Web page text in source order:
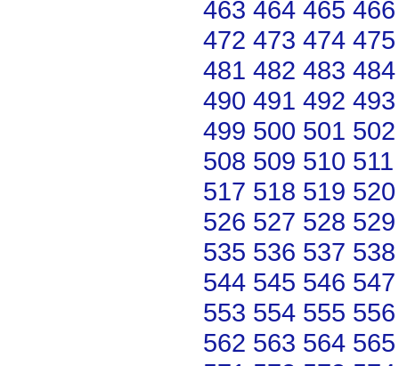
463 464 465 466
472 473 474 475
481 482 483 484
490 491 492 493
499 500 501 502
508 509 510 511
517 518 519 520
526 527 528 529
535 536 537 538
544 545 546 547
553 554 555 556
562 563 564 565